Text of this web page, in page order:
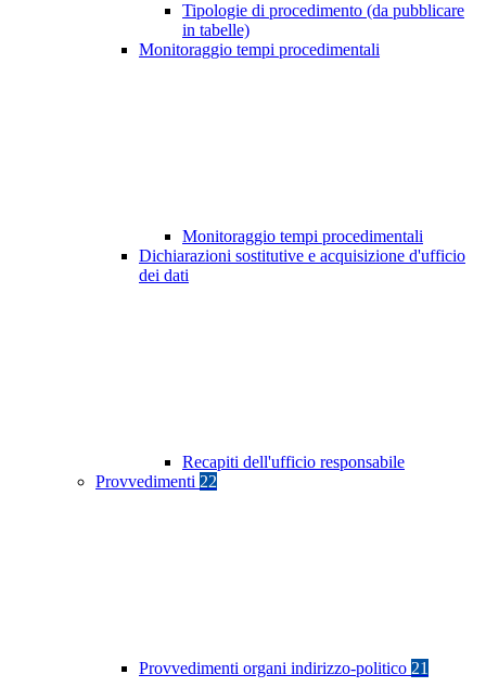
Tipologie di procedimento (da pubblicare
in tabelle)
Monitoraggio tempi procedimentali
Monitoraggio tempi procedimentali
Dichiarazioni sostitutive e acquisizione d'ufficio
dei dati
Recapiti dell'ufficio responsabile
Provvedimenti 22
Provvedimenti organi indirizzo-politico 21